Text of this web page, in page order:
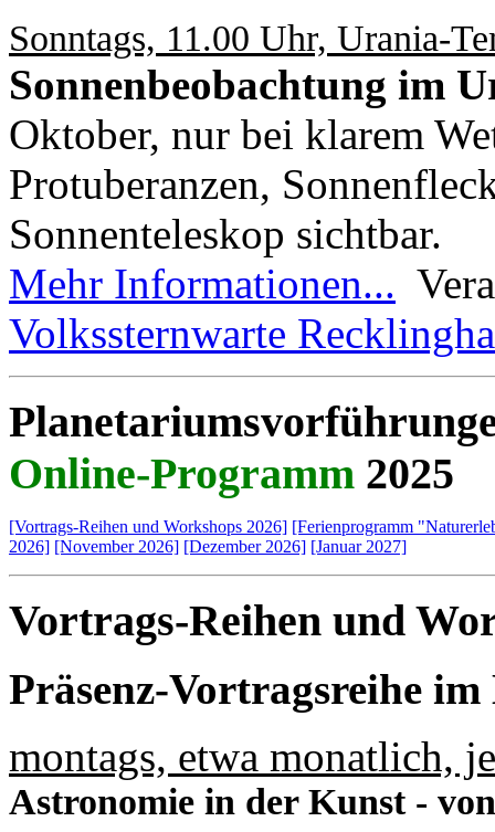
Sonntags, 11.00 Uhr, Urania-
Sonnenbeobachtung im
Oktober, nur bei klarem
Protuberanzen,
Sonnenteleskop sichtbar.
Mehr Informationen...
Volkssternwarte
Online-Programm 2025
[Vortrags-Reihen und Workshops 2026] [Ferienprogramm
2026] [November 2026] [Dezember 2026] [Januar 2027]
Vortrags-Reihen und
Präsenz-Vortragsreihe
montags, etwa monatlich,
Astronomie in der Kunst -